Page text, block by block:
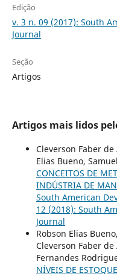
Edição
v. 3 n. 09 (2017): South
Journal
Seção
Artigos
Artigos mais lidos
Cleverson Faber
Elias Bueno,
CONCEITOS DE
INDÚSTRIA DE
South American
12 (2018): South
Journal
Robson Elias
Cleverson Faber
Fernandes
NÍVEIS DE